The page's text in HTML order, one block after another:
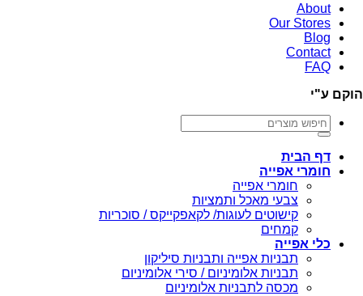
About
Our Stores
Blog
Contact
FAQ
הוקם ע"י
חיפוש
עבור:
דף הבית
חומרי אפייה
חומרי אפייה
צבעי מאכל ותמציות
קישוטים לעוגות/ לקאפקייקס / סוכריות
קמחים
כלי אפייה
תבניות אפייה ותבניות סיליקון
תבניות אלומיניום / סירי אלומיניום
מכסה לתבניות אלומיניום